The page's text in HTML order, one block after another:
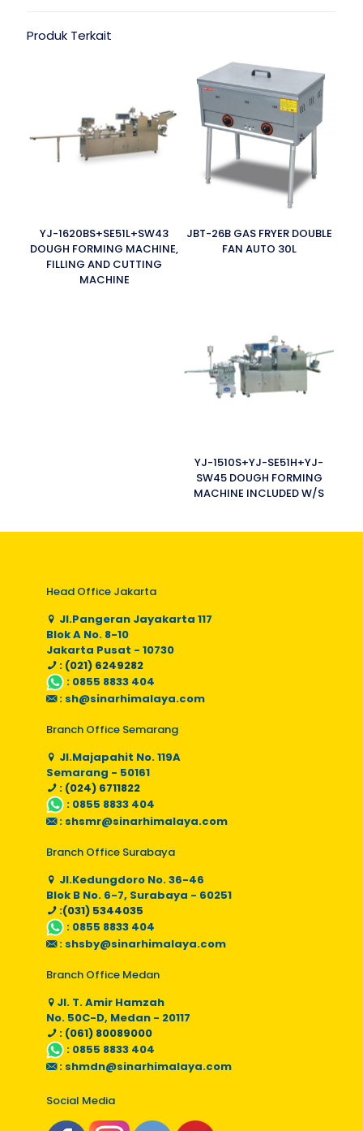
Produk Terkait
YJ-1620BS+SE51L+SW43
DOUGH FORMING MACHINE,
FILLING AND CUTTING
MACHINE
JBT-26B GAS FRYER DOUBLE
FAN AUTO 30L
YJ-1510S+YJ-SE51H+YJ-
SW45 DOUGH FORMING
MACHINE INCLUDED W/S
Head Office Jakarta
Jl.Pangeran Jayakarta 117
Blok A No. 8-10
Jakarta Pusat - 10730
: (021) 6249282
: 0855 8833 404
: sh@sinarhimalaya.com
Branch Office Semarang
Jl.Majapahit No. 119A
Semarang - 50161
: (024) 6711822
: 0855 8833 404
: shsmr@sinarhimalaya.com
Branch Office Surabaya
Jl.Kedungdoro No. 36-46
Blok B No. 6-7, Surabaya - 60251
:(031) 5344035
: 0855 8833 404
: shsby@sinarhimalaya.com
Branch Office Medan
Jl. T. Amir Hamzah
No. 50C-D, Medan - 20117
: (061) 80089000
: 0855 8833 404
: shmdn@sinarhimalaya.com
Social Media